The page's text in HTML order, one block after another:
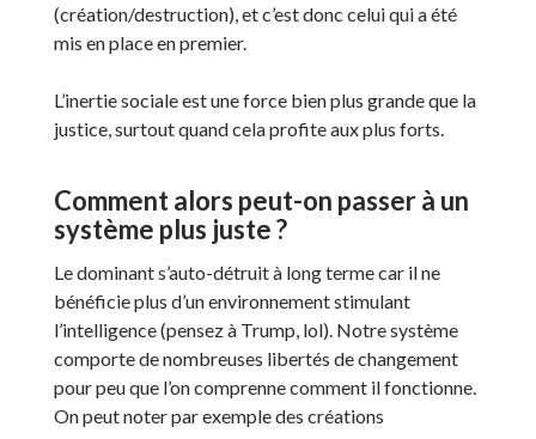
(création/destruction), et c’est donc celui qui a été
mis en place en premier.
L’inertie sociale est une force bien plus grande que la
justice, surtout quand cela profite aux plus forts.
Comment alors peut-on passer à un
système plus juste ?
Le dominant s’auto-détruit à long terme car il ne
bénéficie plus d’un environnement stimulant
l’intelligence (pensez à Trump, lol). Notre système
comporte de nombreuses libertés de changement
pour peu que l’on comprenne comment il fonctionne.
On peut noter par exemple des créations